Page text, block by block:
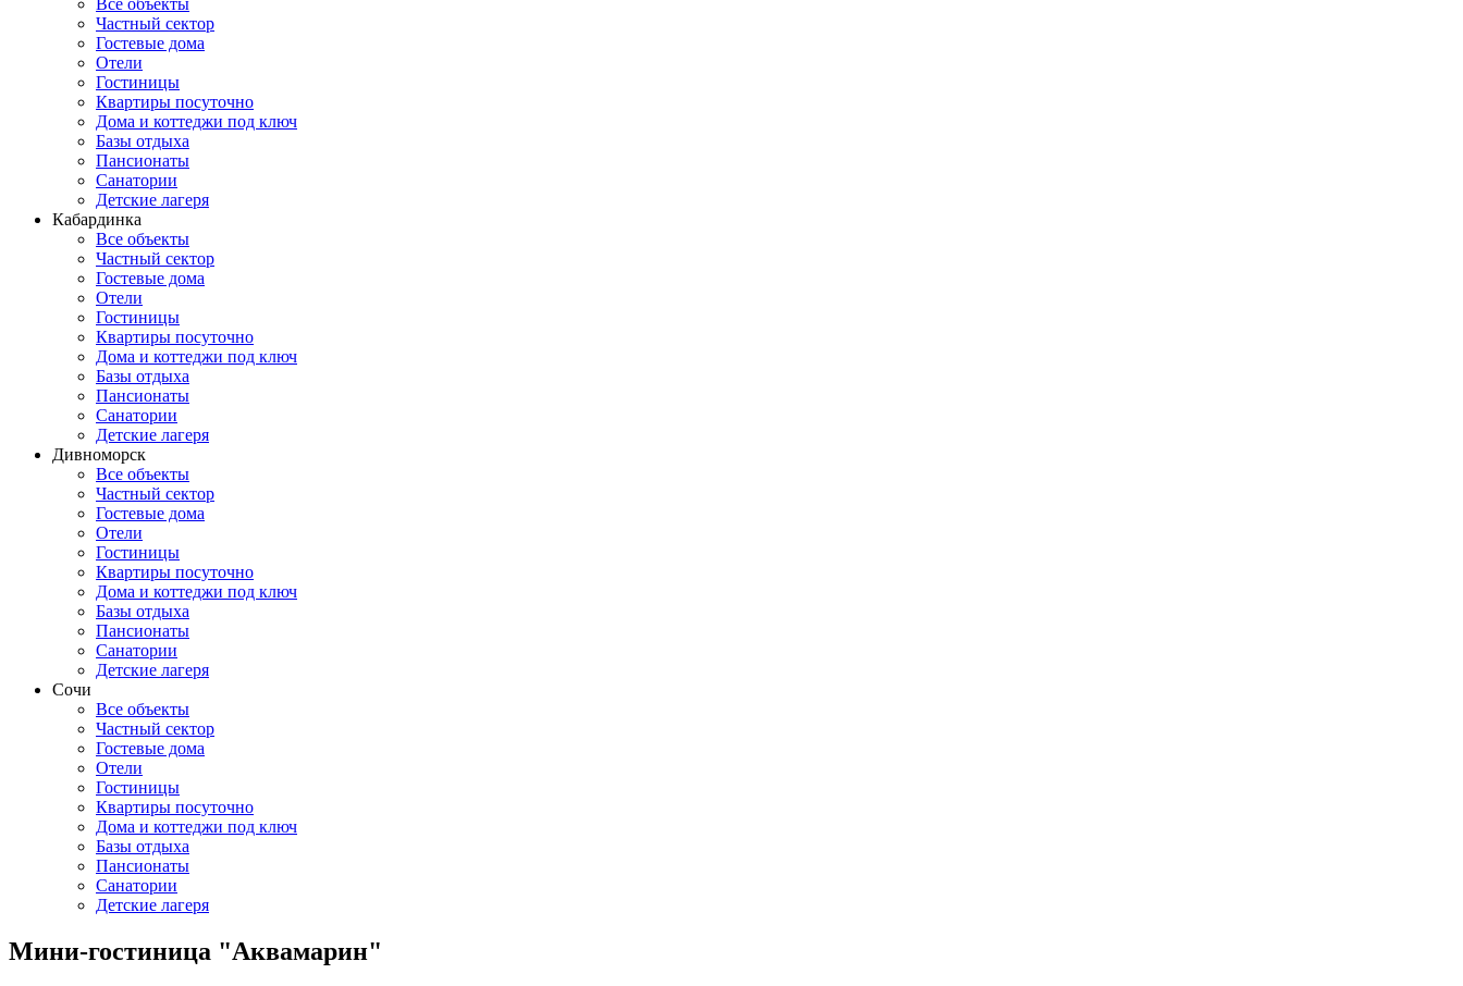
Все объекты
Частный сектор
Гостевые дома
Отели
Гостиницы
Квартиры посуточно
Дома и коттеджи под ключ
Базы отдыха
Пансионаты
Санатории
Детские лагеря
Кабардинка
Все объекты
Частный сектор
Гостевые дома
Отели
Гостиницы
Квартиры посуточно
Дома и коттеджи под ключ
Базы отдыха
Пансионаты
Санатории
Детские лагеря
Дивноморск
Все объекты
Частный сектор
Гостевые дома
Отели
Гостиницы
Квартиры посуточно
Дома и коттеджи под ключ
Базы отдыха
Пансионаты
Санатории
Детские лагеря
Сочи
Все объекты
Частный сектор
Гостевые дома
Отели
Гостиницы
Квартиры посуточно
Дома и коттеджи под ключ
Базы отдыха
Пансионаты
Санатории
Детские лагеря
Мини-гостиница "Аквамарин"